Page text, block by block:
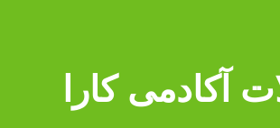
آکادمی کارا